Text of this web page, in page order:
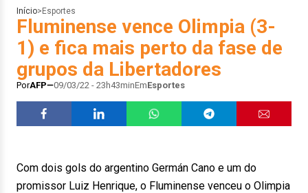
Início> Esportes
Fluminense vence Olimpia (3-
1) e fica mais perto da fase de
grupos da Libertadores
PorAFP 09/03/22 - 23h43minEmEsportes
Com dois gols do argentino Germán Cano e um do
promissor Luiz Henrique, o Fluminense venceu o Olimpia